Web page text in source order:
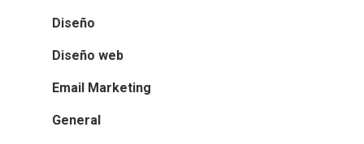
Diseño
Diseño web
Email Marketing
General